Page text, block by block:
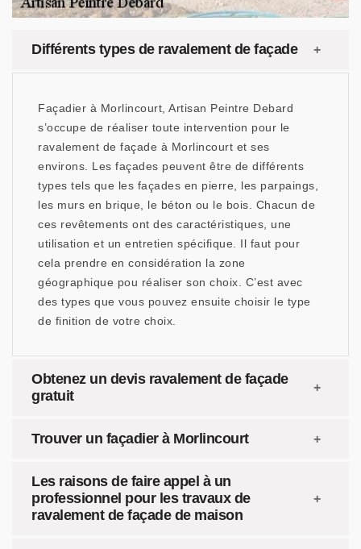
Différents types de ravalement de façade
Façadier à Morlincourt, Artisan Peintre Debard
s’occupe de réaliser toute intervention pour le
ravalement de façade à Morlincourt et ses
environs. Les façades peuvent être de différents
types tels que les façades en pierre, les parpaings,
les murs en brique, le béton ou le bois. Chacun de
ces revêtements ont des caractéristiques, une
utilisation et un entretien spécifique. Il faut pour
cela prendre en considération la zone
géographique pou réaliser son choix. C’est avec
des types que vous pouvez ensuite choisir le type
de finition de votre choix.
Obtenez un devis ravalement de façade
gratuit
Trouver un façadier à Morlincourt
Les raisons de faire appel à un
professionnel pour les travaux de
ravalement de façade de maison